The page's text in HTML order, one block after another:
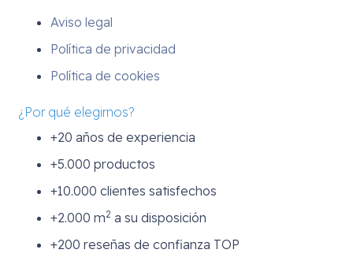
Aviso legal
Política de privacidad
Política de cookies
¿Por qué elegirnos?
+20 años de experiencia
+5.000 productos
+10.000 clientes satisfechos
+2.000 m2 a su disposición
+200 reseñas de confianza TOP